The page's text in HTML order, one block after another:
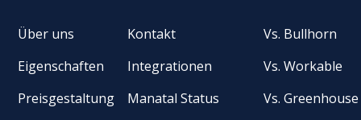
Über uns
Eigenschaften
Preisgestaltung
Kontakt
Integrationen
Manatal Status
Vs. Bullhorn
Vs. Workable
Vs. Greenhouse